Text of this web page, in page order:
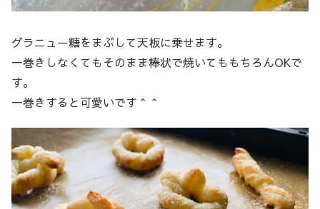
グラニュー糖をまぶして天板に乗せます。
一巻きしなくてもそのまま棒状で焼いてももちろんOKで
す。
一巻きすると可愛いです＾＾